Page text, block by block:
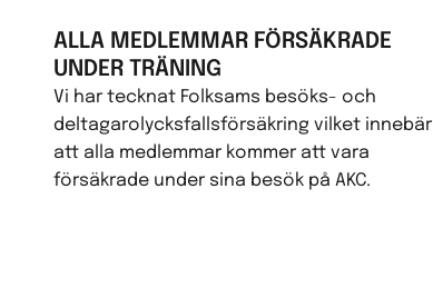
ALLA MEDLEMMAR FÖRSÄKRADE
UNDER TRÄNING
Vi har tecknat Folksams besöks- och
deltagarolycksfallsförsäkring vilket innebär
att alla medlemmar kommer att vara
försäkrade under sina besök på AKC.